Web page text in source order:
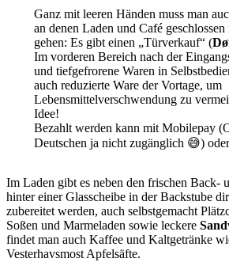
Ganz mit leeren Händen muss man
an denen Laden und Café
gehen: Es gibt einen „Türverkauf“ (
Im vorderen Bereich nach der
und tiefgefrorene Waren in
auch reduzierte Ware der Vortage, um
Lebensmittelverschwendung zu
Idee!
Bezahlt werden kann mit Mobilepay
Deutschen ja nicht zugänglich 😅)
Im Laden gibt es neben den frischen Back-
hinter einer Glasscheibe in der Backstube
zubereitet werden, auch selbstgemacht
Soßen und Marmeladen sowie leckere
findet man auch Kaffee und Kaltgetränke
Vesterhavsmost Apfelsäfte.